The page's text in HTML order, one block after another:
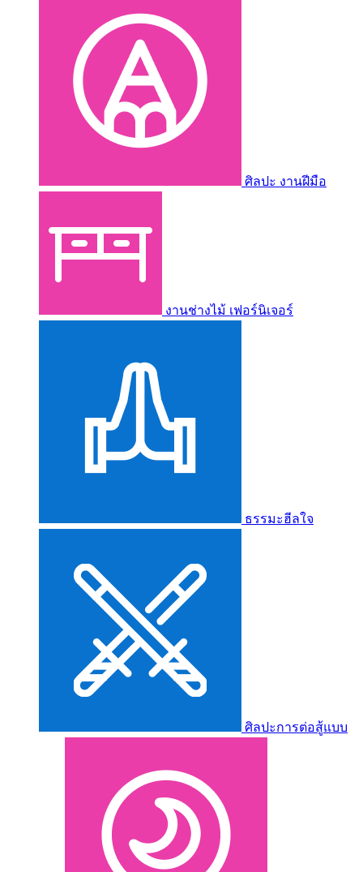
ศิลปะ งานฝีมือ
งานช่างไม้ เฟอร์นิเจอร์
ธรรมะฮีลใจ
ศิลปะการต่อสู้แบบ